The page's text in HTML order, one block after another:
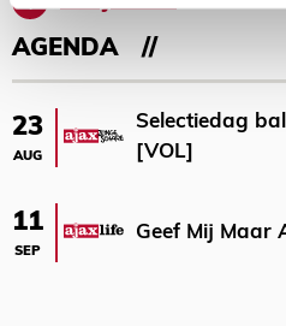
AGENDA
23
AUG
Selectiedag
[VOL]
11
SEP
Geef Mij Maar